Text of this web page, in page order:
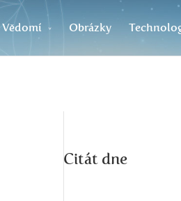
Vědomí Obrázky
Citát dne